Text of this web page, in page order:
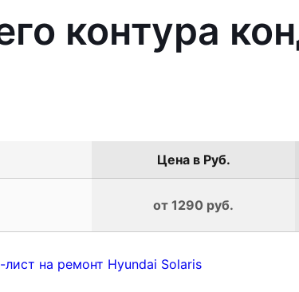
контура
Цена в Руб.
от 1290 руб.
на ремонт Hyundai Solaris